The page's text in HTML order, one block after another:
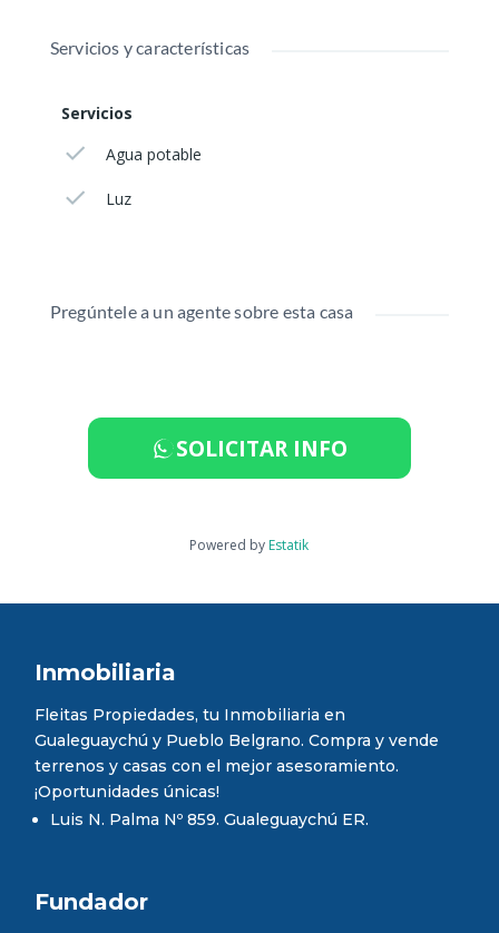
Servicios y características
Servicios
Agua potable
Luz
Pregúntele a un agente sobre esta casa
SOLICITAR INFO
Powered by Estatik
Inmobiliaria
Fleitas Propiedades, tu Inmobiliaria en
Gualeguaychú y Pueblo Belgrano. Compra y vende
terrenos y casas con el mejor asesoramiento.
¡Oportunidades únicas!
Luis N. Palma Nº 859. Gualeguaychú ER.
Fundador